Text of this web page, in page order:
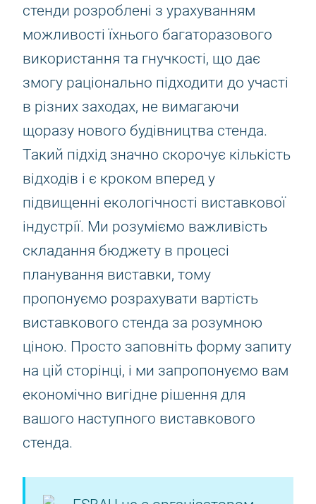
стенди розроблені з урахуванням
можливості їхнього багаторазового
використання та гнучкості, що дає
змогу раціонально підходити до участі
в різних заходах, не вимагаючи
щоразу нового будівництва стенда.
Такий підхід значно скорочує кількість
відходів і є кроком вперед у
підвищенні екологічності виставкової
індустрії. Ми розуміємо важливість
складання бюджету в процесі
планування виставки, тому
пропонуємо розрахувати вартість
виставкового стенда за розумною
ціною. Просто заповніть форму запиту
на цій сторінці, і ми запропонуємо вам
економічно вигідне рішення для
вашого наступного виставкового
стенда.